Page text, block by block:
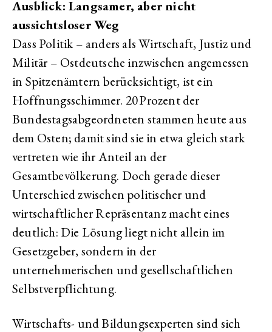
Ausblick: Langsamer, aber nicht
aussichtsloser Weg
Dass Politik – anders als Wirtschaft, Justiz und
Militär – Ostdeutsche inzwischen angemessen
in Spitzenämtern berücksichtigt, ist ein
Hoffnungsschimmer. 20 Prozent der
Bundestagsabgeordneten stammen heute aus
dem Osten; damit sind sie in etwa gleich stark
vertreten wie ihr Anteil an der
Gesamtbevölkerung. Doch gerade dieser
Unterschied zwischen politischer und
wirtschaftlicher Repräsentanz macht eines
deutlich: Die Lösung liegt nicht allein im
Gesetzgeber, sondern in der
unternehmerischen und gesellschaftlichen
Selbstverpflichtung.
Wirtschafts- und Bildungsexperten sind sich